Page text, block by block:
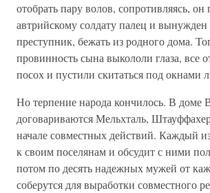
отобрать пару волов, сопротивляясь, он
автрийскому солдату палец и
преступник, бежать из родного дома.
провинность сына выкололи глаза, все
посох и пустили скитаться под окнами
Но терпение народа кончилось. В доме
договариваются Мельхталь,
начале совместных действий. Каждый
к своим поселянам и обсудит с ними
потом по десять надежных мужей от
соберутся для выработки совместного